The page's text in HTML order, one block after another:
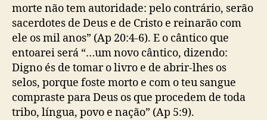
morte não tem autoridade: pelo contrário, serão
sacerdotes de Deus e de Cristo e reinarão com
ele os mil anos” (Ap 20:4-6). E o cântico que
entoarei será “…um novo cântico, dizendo:
Digno és de tomar o livro e de abrir-lhes os
selos, porque foste morto e com o teu sangue
compraste para Deus os que procedem de toda
tribo, língua, povo e nação” (Ap 5:9).